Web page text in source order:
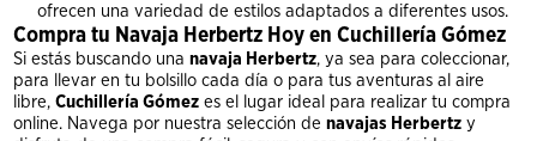
ofrecen una variedad de estilos adaptados a diferentes usos.
Compra tu Navaja Herbertz Hoy en Cuchillería Gómez
Si estás buscando unanavaja Herbertz, ya sea para coleccionar,
para llevar en tu bolsillo cada día o para tus aventuras al aire
libre,Cuchillería Gómez es el lugar ideal para realizar tu compra
online. Navega por nuestra selección denavajas Herbertz y